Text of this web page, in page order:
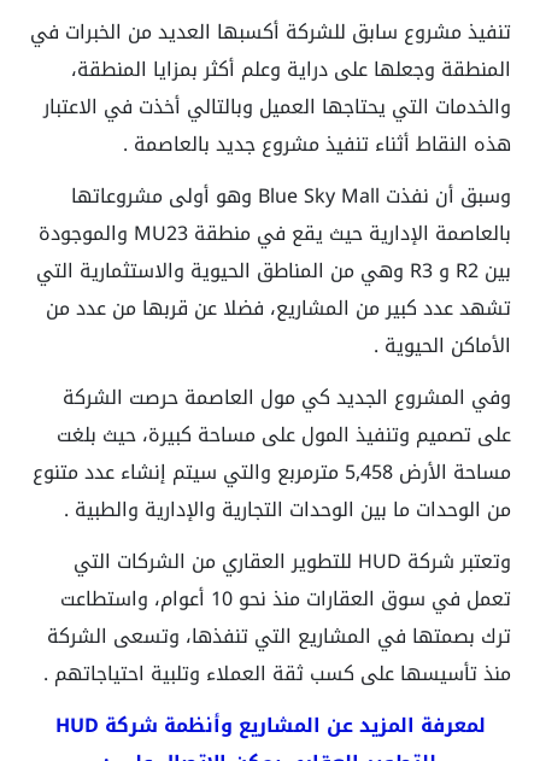
تنفيذ مشروع سابق للشركة أكسبها العديد من الخبرات في
المنطقة وجعلها على دراية وعلم أكثر بمزايا المنطقة،
والخدمات التي يحتاجها العميل وبالتالي أخذت في الاعتبار
هذه النقاط أثناء تنفيذ مشروع جديد بالعاصمة .
وسبق أن نفذت Blue Sky Mall وهو أولى مشروعاتها
بالعاصمة الإدارية حيث يقع في منطقة MU23 والموجودة
بين R2 و R3 وهي من المناطق الحيوية والاستثمارية التي
تشهد عدد كبير من المشاريع، فضلا عن قربها من عدد من
الأماكن الحيوية .
وفي المشروع الجديد كي مول العاصمة حرصت الشركة
على تصميم وتنفيذ المول على مساحة كبيرة، حيث بلغت
مساحة الأرض 5,458 مترمربع والتي سيتم إنشاء عدد متنوع
من الوحدات ما بين الوحدات التجارية والإدارية والطبية .
وتعتبر شركة HUD للتطوير العقاري من الشركات التي
تعمل في سوق العقارات منذ نحو 10 أعوام، واستطاعت
ترك بصمتها في المشاريع التي تنفذها، وتسعى الشركة
منذ تأسيسها على كسب ثقة العملاء وتلبية احتياجاتهم .
لمعرفة المزيد عن المشاريع وأنظمة شركة HUD